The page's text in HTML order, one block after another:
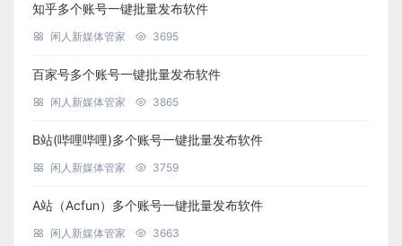
知乎多个账号一键批量发布软件
闲人新媒体管家 3695
百家号多个账号一键批量发布软件
闲人新媒体管家 3865
B站(哔哩哔哩)多个账号一键批量发布软件
闲人新媒体管家 3759
A站（Acfun）多个账号一键批量发布软件
闲人新媒体管家 3663